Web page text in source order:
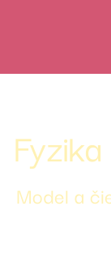
Model a